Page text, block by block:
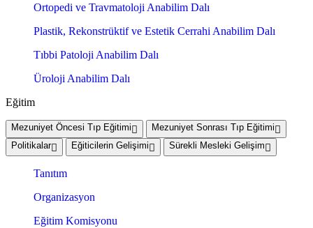
Ortopedi ve Travmatoloji Anabilim Dalı
Plastik, Rekonstrüktif ve Estetik Cerrahi Anabilim Dalı
Tıbbi Patoloji Anabilim Dalı
Üroloji Anabilim Dalı
Eğitim
Mezuniyet Öncesi Tıp Eğitimi
Mezuniyet Sonrası Tıp Eğitimi
Politikalar
Eğiticilerin Gelişimi Sürekli Mesleki Gelişim
Tanıtım
Organizasyon
Eğitim Komisyonu